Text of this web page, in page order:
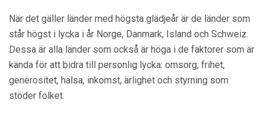
När det gäller länder med högsta glädjeår är de länder som
står högst i lycka i år Norge, Danmark, Island och Schweiz.
Dessa är alla länder som också är höga i de faktorer som är
kända för att bidra till personlig lycka: omsorg, frihet,
generositet, hälsa, inkomst, ärlighet och styrning som
stöder folket.